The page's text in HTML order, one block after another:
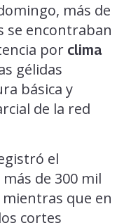
más de
se encontraban
por clima
gélidas
básica y
de la red
el
de 300 mil
que en
cortes